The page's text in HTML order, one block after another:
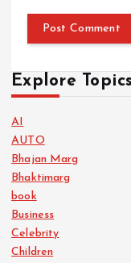
Explore Topics
AI
AUTO
Bhajan Marg
Bhaktimarg
book
Business
Celebrity
Children